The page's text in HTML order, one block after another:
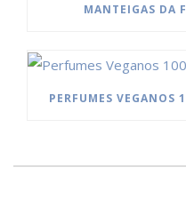
MANTEIGAS DA
PERFUMES VEGANOS